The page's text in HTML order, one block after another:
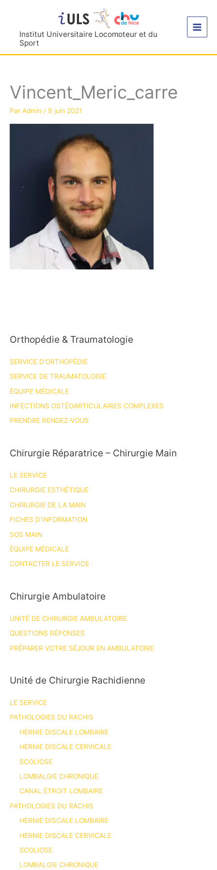
contenuInstitut Universitaire Locomoteur et du
Sport
Vincent_Meric_carre
Par Admin / 9 juin 2021
Orthopédie & Traumatologie
SERVICE D’ORTHOPÉDIE
SERVICE DE TRAUMATOLOGIE
ÉQUIPE MÉDICALE
INFECTIONS OSTÉOARTICULAIRES COMPLEXES
PRENDRE RENDEZ-VOUS
Chirurgie Réparatrice – Chirurgie Main
LE SERVICE
CHIRURGIE ESTHÉTIQUE
CHIRURGIE DE LA MAIN
FICHES D’INFORMATION
SOS MAIN
ÉQUIPE MÉDICALE
CONTACTER LE SERVICE
Chirurgie Ambulatoire
UNITÉ DE CHIRURGIE AMBULATOIRE
QUESTIONS RÉPONSES
PRÉPARER VOTRE SÉJOUR EN AMBULATOIRE
Unité de Chirurgie Rachidienne
LE SERVICE
PATHOLOGIES DU RACHIS
HERNIE DISCALE LOMBAIRE
HERNIE DISCALE CERVICALE
SCOLIOSE
LOMBALGIE CHRONIQUE
CANAL ÉTROIT LOMBAIRE
PATHOLOGIES DU RACHIS
HERNIE DISCALE LOMBAIRE
HERNIE DISCALE CERVICALE
SCOLIOSE
LOMBALGIE CHRONIQUE